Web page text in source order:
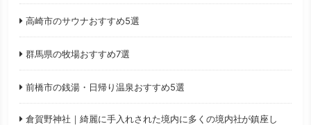
高崎市のサウナおすすめ5選
群馬県の牧場おすすめ7選
前橋市の銭湯・日帰り温泉おすすめ5選
倉賀野神社｜綺麗に手入れされた境内に多くの境内社が鎮座し